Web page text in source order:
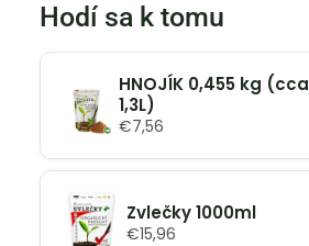
Hodí sa k tomu
HNOJÍK 0,455 kg (cca
1,3L)
€7,56
Zvlečky 1000ml
€15,96